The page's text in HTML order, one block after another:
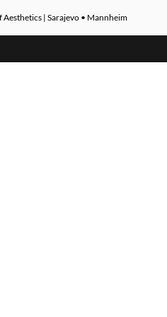
| Sarajevo • Mannheim